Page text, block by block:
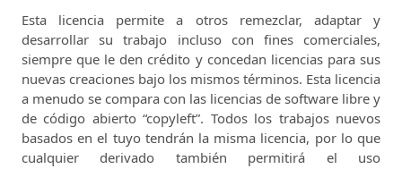
Esta licencia permite a otros remezclar, adaptar y
desarrollar su trabajo incluso con fines comerciales,
siempre que le den crédito y concedan licencias para sus
nuevas creaciones bajo los mismos términos. Esta licencia
a menudo se compara con las licencias de software libre y
de código abierto “copyleft”. Todos los trabajos nuevos
basados ​​en el tuyo tendrán la misma licencia, por lo que
cualquier derivado también permitirá el uso